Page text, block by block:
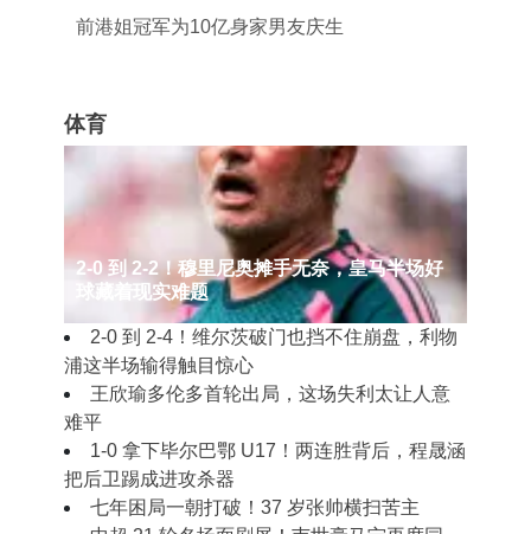
前港姐冠军为10亿身家男友庆生
体育
2‑0 到 2‑2！穆里尼奥摊手无奈，皇马半场好
球藏着现实难题
2‑0 到 2‑4！维尔茨破门也挡不住崩盘，利物
浦这半场输得触目惊心
王欣瑜多伦多首轮出局，这场失利太让人意
难平
1‑0 拿下毕尔巴鄂 U17！两连胜背后，程晟涵
把后卫踢成进攻杀器
七年困局一朝打破！37 岁张帅横扫苦主